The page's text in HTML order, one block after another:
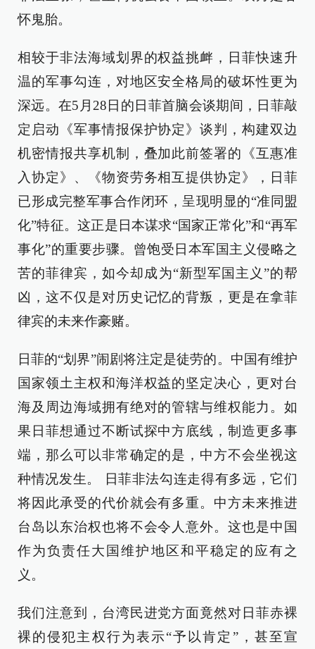
怀鬼胎。
相较于非法海域划界的权益挑衅，日菲快速升
温的军事勾连，对地区安全格局的破坏性更为
深远。在5月28日的日菲首脑会谈期间，日菲敲
定启动《军事情报保护协定》谈判，构建双边
机密情报共享机制，叠加此前签署的《互惠准
入协定》、《物资劳务相互提供协定》，日菲
已形成完整军事合作闭环，呈现明显的“准同盟
化”特征。这正是日本谋求“国家正常化”和“再军
事化”的重要步骤。曾饱受日本军国主义侵略之
苦的菲律宾，如今却成为“新型军国主义”的帮
凶，这不仅是对历史记忆的背叛，更是在拿菲
律宾的未来作豪赌。
日菲的“划界”闹剧将注定是徒劳的。中国有维护
国家领土主权和海洋权益的坚定决心，更对台
海及周边海域拥有绝对的管辖与维权能力。如
果日菲想通过不断试探中方底线，制造更多事
端，那么可以非常确定的是，中方不会坐视这
种情况发生。 日菲非法勾连走得有多远，它们
将因此承受的代价就会有多重。中方未来推进
台岛以东治权也将不会令人意外。这也是中国
作为负责任大国维护地区和平稳定的应有之
义。
我们注意到，台湾民进党方面竟然对日菲赤裸
裸的侵犯主权行为表示“予以肯定”，甚至宣